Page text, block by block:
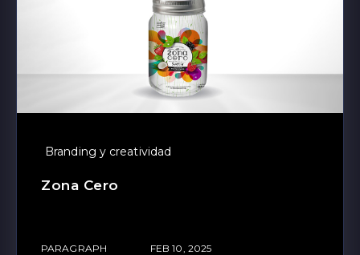
Branding y creatividad
Zona Cero
PARAGRAPH FEB 10, 2025